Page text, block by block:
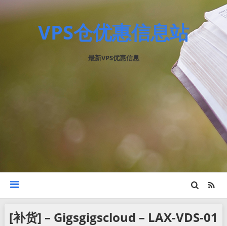
VPS仓优惠信息站
最新VPS优惠信息
[补货] – Gigsgigscloud – LAX-VDS-01